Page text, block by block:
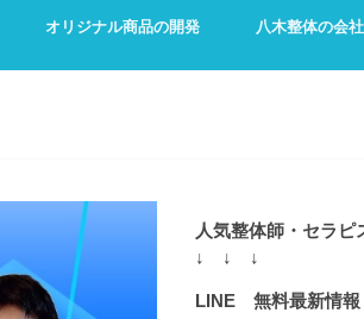
オリジナル商品の開発 八木整体の会
人気整体師・セラピ
↓ ↓ ↓
LINE 無料最新情報